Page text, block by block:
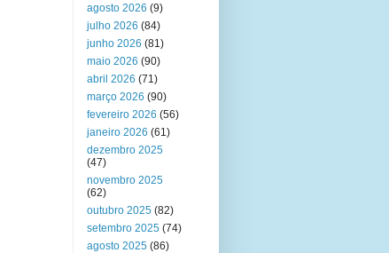
agosto 2026 (9)
julho 2026 (84)
junho 2026 (81)
maio 2026 (90)
abril 2026 (71)
março 2026 (90)
fevereiro 2026 (56)
janeiro 2026 (61)
dezembro 2025
(47)
novembro 2025
(62)
outubro 2025 (82)
setembro 2025 (74)
agosto 2025 (86)